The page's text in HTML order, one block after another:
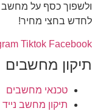
ולשפוך כסף על מחשב
לחדש בחצי מחיר!
Tiktok Facebook
תיקון מחשבים
טכנאי מחשבים
תיקון מחשב נייד